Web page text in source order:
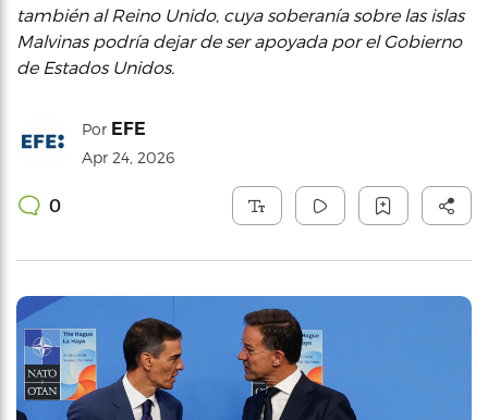
también al Reino Unido, cuya soberanía sobre las islas
Malvinas podría dejar de ser apoyada por el Gobierno
de Estados Unidos.
Por EFE
Apr 24, 2026
0